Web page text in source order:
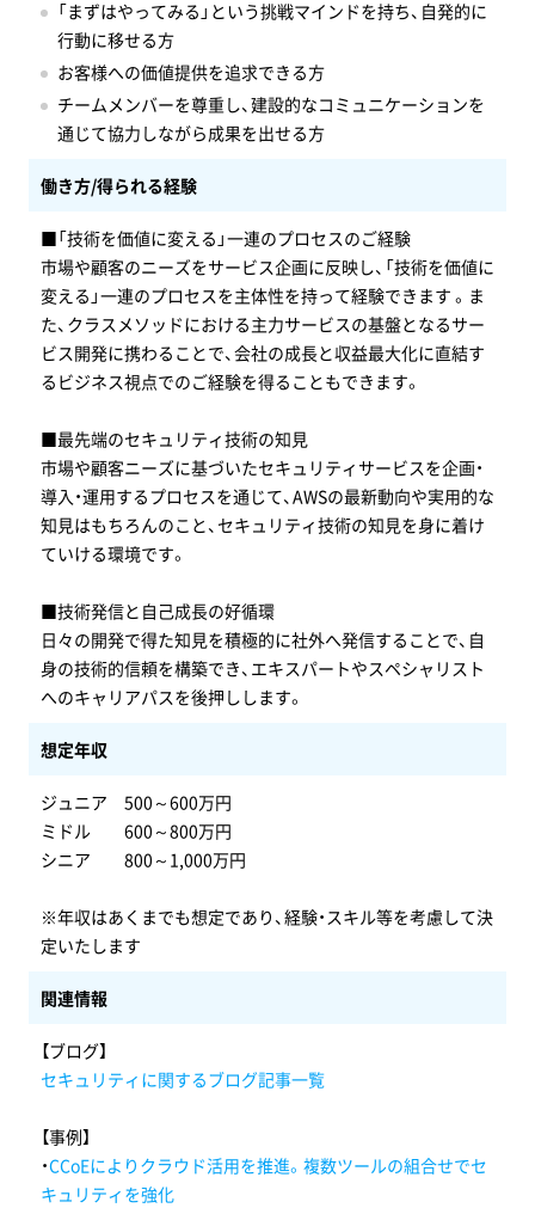
「まずはやってみる」という挑戦マインドを持ち、自発的に
行動に移せる方
お客様への価値提供を追求できる方
チームメンバーを尊重し、建設的なコミュニケーションを
通じて協力しながら成果を出せる方
働き方/得られる経験
■「技術を価値に変える」一連のプロセスのご経験
市場や顧客のニーズをサービス企画に反映し、「技術を価値に
変える」一連のプロセスを主体性を持って経験できます 。ま
た、クラスメソッドにおける主力サービスの基盤となるサー
ビス開発に携わることで、会社の成長と収益最大化に直結す
るビジネス視点でのご経験を得ることもできます。
■最先端のセキュリティ技術の知見
市場や顧客ニーズに基づいたセキュリティサービスを企画・
導入・運用するプロセスを通じて、AWSの最新動向や実用的な
知見はもちろんのこと、セキュリティ技術の知見を身に着け
ていける環境です。
■技術発信と自己成長の好循環
日々の開発で得た知見を積極的に社外へ発信することで、自
身の技術的信頼を構築でき、エキスパートやスペシャリスト
へのキャリアパスを後押しします。
想定年収
ジュニア 500～600万円
ミドル 600～800万円
シニア 800～1,000万円
※年収はあくまでも想定であり、経験・スキル等を考慮して決
定いたします
関連情報
【ブログ】
セキュリティに関するブログ記事一覧
【事例】
・CCoEによりクラウド活用を推進。複数ツールの組合せでセ
キュリティを強化